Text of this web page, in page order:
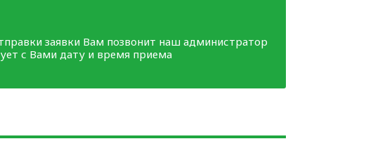
заявки Вам позвонит наш администратор
с Вами дату и время приема